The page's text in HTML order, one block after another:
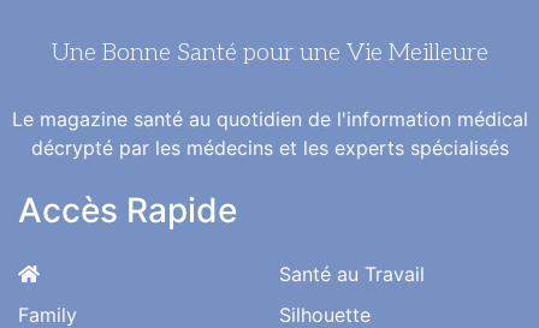
Une Bonne Santé pour une Vie Meilleure
Le magazine santé au quotidien de l'information médical
décrypté par les médecins et les experts spécialisés
Accès Rapide
Family
Santé au Travail
Silhouette